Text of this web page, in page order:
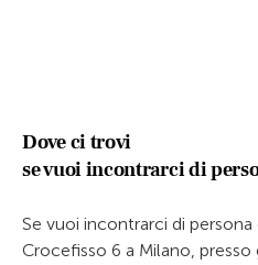
Dove ci trovi
se vuoi incontrarci di
Se vuoi incontrarci di
Crocefisso 6 a Milano,